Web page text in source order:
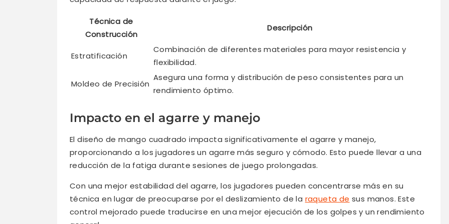
Técnica de
Construcción
Descripción
Estratificación
Combinación de diferentes materiales para mayor resistencia y
flexibilidad.
Moldeo de Precisión
Asegura una forma y distribución de peso consistentes para un
rendimiento óptimo.
Impacto en el agarre y manejo
El diseño de mango cuadrado impacta significativamente el agarre y manejo,
proporcionando a los jugadores un agarre más seguro y cómodo. Esto puede llevar a una
reducción de la fatiga durante sesiones de juego prolongadas.
Con una mejor estabilidad del agarre, los jugadores pueden concentrarse más en su
técnica en lugar de preocuparse por el deslizamiento de la raqueta de sus manos. Este
control mejorado puede traducirse en una mejor ejecución de los golpes y un rendimiento